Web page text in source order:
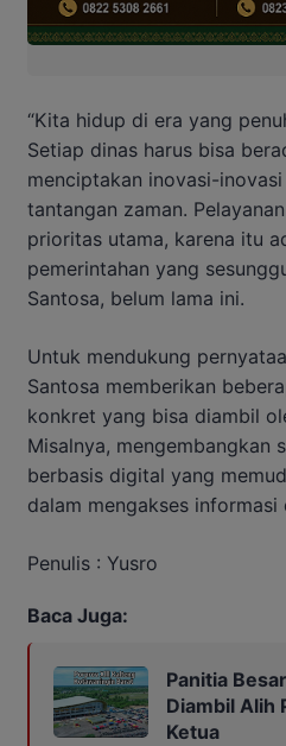
“Kita hidup di era yang
Setiap dinas harus bisa
menciptakan inovasi-
tantangan zaman.
prioritas utama, karena itu
pemerintahan yang
Santosa, belum lama ini.
Untuk mendukung
Santosa memberikan
konkret yang bisa diambil
Misalnya, mengembangkan
berbasis digital yang
dalam mengakses informasi
Penulis : Yusro
Baca Juga:
Panitia
Diambil Alih
Ketua